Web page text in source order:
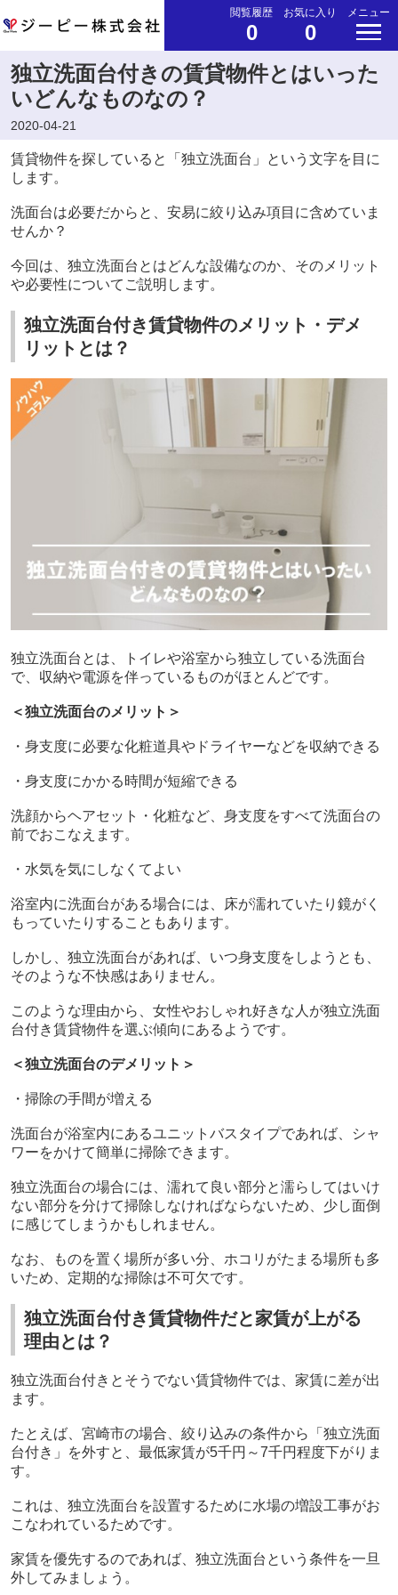
閲覧履歴
0
お気に入り
0
メニュー
独立洗面台付きの賃貸物件とはいった
いどんなものなの？
2020-04-21
賃貸物件を探していると「独立洗面台」という文字を目に
します。
洗面台は必要だからと、安易に絞り込み項目に含めていま
せんか？
今回は、独立洗面台とはどんな設備なのか、そのメリット
や必要性についてご説明します。
独立洗面台付き賃貸物件のメリット・デメ
リットとは？
独立洗面台とは、トイレや浴室から独立している洗面台
で、収納や電源を伴っているものがほとんどです。
＜独立洗面台のメリット＞
・身支度に必要な化粧道具やドライヤーなどを収納できる
・身支度にかかる時間が短縮できる
洗顔からヘアセット・化粧など、身支度をすべて洗面台の
前でおこなえます。
・水気を気にしなくてよい
浴室内に洗面台がある場合には、床が濡れていたり鏡がく
もっていたりすることもあります。
しかし、独立洗面台があれば、いつ身支度をしようとも、
そのような不快感はありません。
このような理由から、女性やおしゃれ好きな人が独立洗面
台付き賃貸物件を選ぶ傾向にあるようです。
＜独立洗面台のデメリット＞
・掃除の手間が増える
洗面台が浴室内にあるユニットバスタイプであれば、シャ
ワーをかけて簡単に掃除できます。
独立洗面台の場合には、濡れて良い部分と濡らしてはいけ
ない部分を分けて掃除しなければならないため、少し面倒
に感じてしまうかもしれません。
なお、ものを置く場所が多い分、ホコリがたまる場所も多
いため、定期的な掃除は不可欠です。
独立洗面台付き賃貸物件だと家賃が上がる
理由とは？
独立洗面台付きとそうでない賃貸物件では、家賃に差が出
ます。
たとえば、宮崎市の場合、絞り込みの条件から「独立洗面
台付き」を外すと、最低家賃が5千円～7千円程度下がりま
す。
これは、独立洗面台を設置するために水場の増設工事がお
こなわれているためです。
家賃を優先するのであれば、独立洗面台という条件を一旦
外してみましょう。